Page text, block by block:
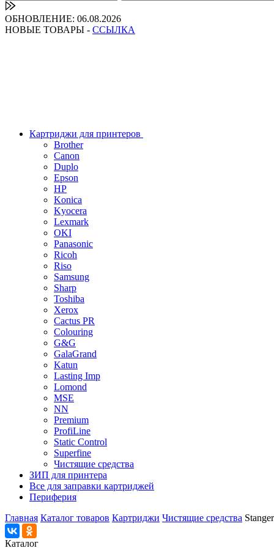
ОБНОВЛЕНИЕ: 06.08.2026
НОВЫЕ ТОВАРЫ - ССЫЛКА
Картриджи для принтеров
Brother
Canon
Duplo
Epson
HP
Konica
Kyocera
Lexmark
OKI
Panasonic
Ricoh
Riso
Samsung
Sharp
Toshiba
Xerox
Cactus PR
Colouring
G&G
GalaGrand
Katun
Lasting Imp
Lomond
MSE
NN
Premium
ProfiLine
Static Control
Superfine
Чистящие средства
ЗИП для принтера
Все для заправки картриджей
Периферия
Главная Каталог товаров Картриджи Чистящие средства Stanger
Каталог